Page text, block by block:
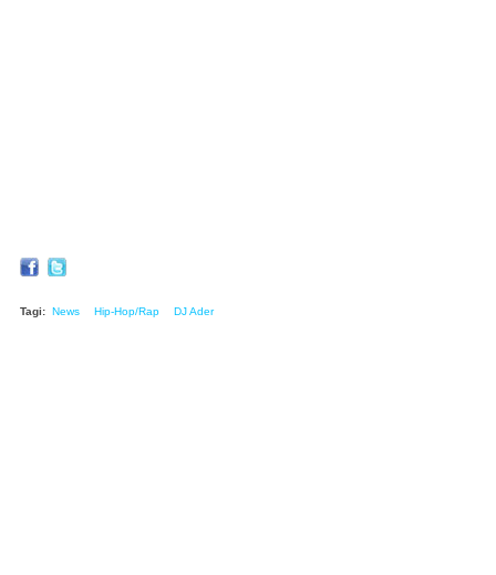
Tagi: News Hip-Hop/Rap DJ Ader